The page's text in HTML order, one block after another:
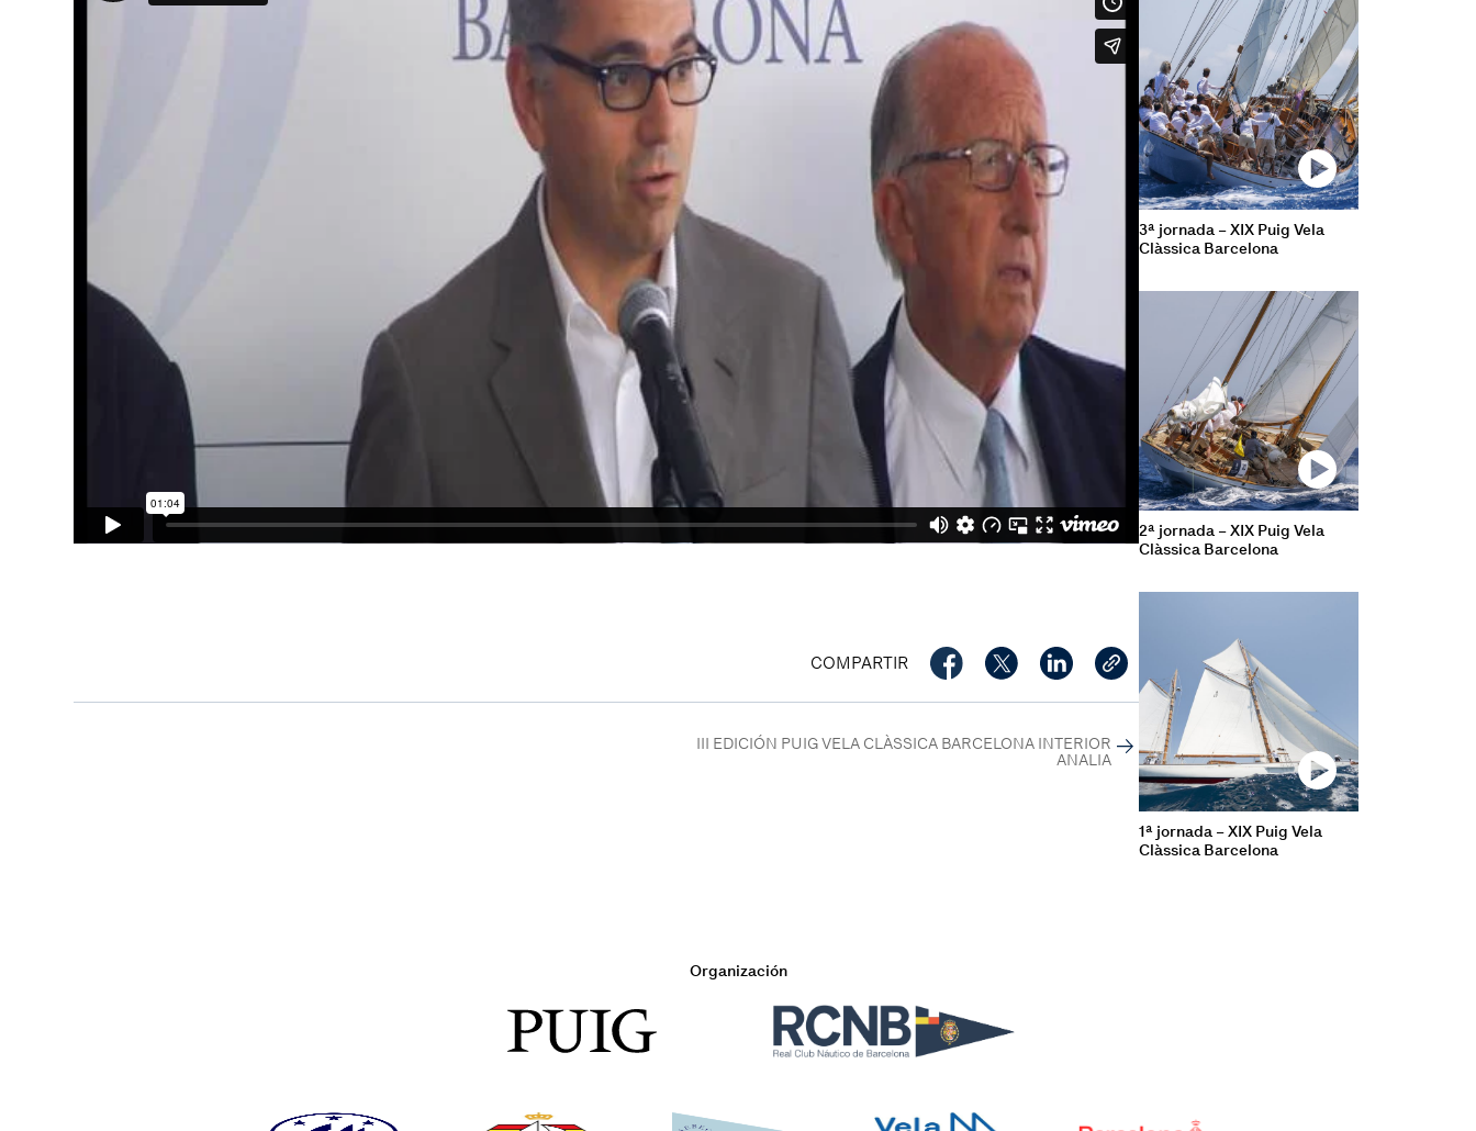
COMPARTIR
III EDICIÓN PUIG VELA CLÀSSICA BARCELONA INTERIOR
ANALIA
3ª jornada – XIX Puig Vela
Clàssica Barcelona
2ª jornada – XIX Puig Vela
Clàssica Barcelona
1ª jornada – XIX Puig Vela
Clàssica Barcelona
Organización